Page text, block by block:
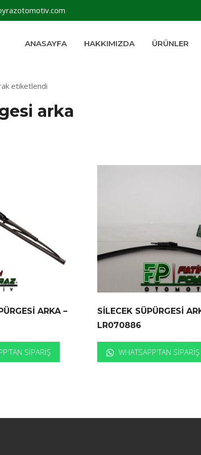
ANASAYFA HAKKIMIZDA ÜRÜNLER
etiketlendi
arka
ARKA –
SIPARIŞ
SİLECEK SÜPÜRGESİ
LR070886
WHATSAPP'TAN SIPARIŞ